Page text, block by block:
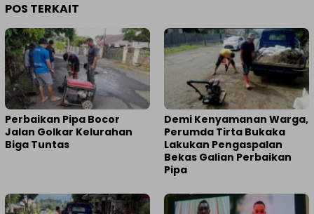
POS TERKAIT
Perbaikan Pipa Bocor
Jalan Golkar Kelurahan
Biga Tuntas
Demi Kenyamanan Warga,
Perumda Tirta Bukaka
Lakukan Pengaspalan
Bekas Galian Perbaikan
Pipa